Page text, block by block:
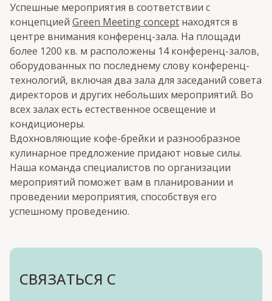
Успешные мероприятия в соответствии с
концепцией Green Meeting concept находятся в
центре внимания конференц-зала. На площади
более 1200 кв. м расположены 14 конференц-залов,
оборудованных по последнему слову конференц-
технологий, включая два зала для заседаний совета
директоров и других небольших мероприятий. Во
всех залах есть естественное освещение и
кондиционеры.
Вдохновляющие кофе-брейки и разнообразное
кулинарное предложение придают новые силы.
Наша команда специалистов по организации
мероприятий поможет вам в планировании и
проведении мероприятия, способствуя его
успешному проведению.
СВЯЗАТЬСЯ С